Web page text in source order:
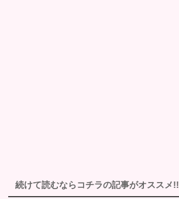
続けて読むならコチラの記事がオススメ!!